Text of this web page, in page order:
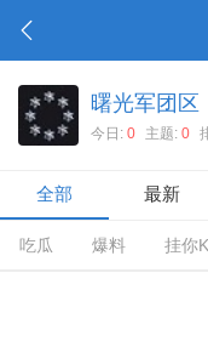
曙光军团区
今日: 0 主题: 0
全部 最新
吃瓜 爆料 挂你